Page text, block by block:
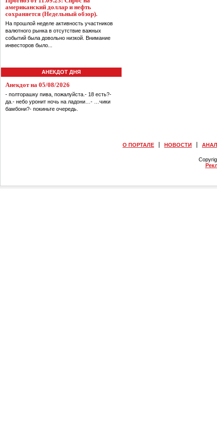
американский доллар и нефть
сохраняется (Недельный обзор).
На прошлой неделе активность участников
валютного рынка в отсутствие важных
событий была довольно низкой. Внимание
инвесторов было...
АНЕКДОТ ДНЯ
Анекдот на 05/08/2026
- полторашку пива, пожалуйста.- 18 есть?-
да.- небо уронит ночь на ладони…- …чики
бамбони?- покиньте очередь.
О ПОРТАЛЕ НОВОСТИ